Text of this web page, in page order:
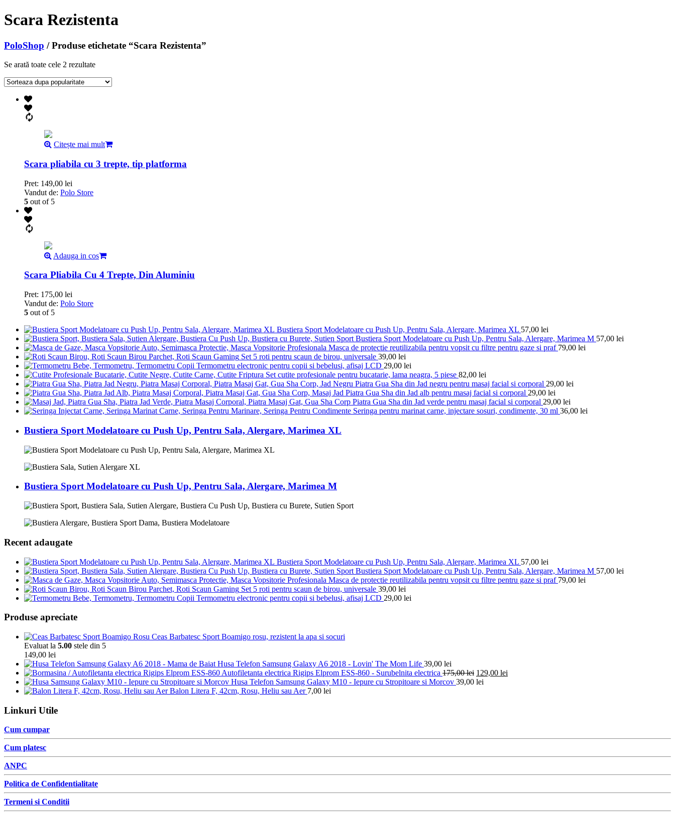
Scara Rezistenta
PoloShop / Produse etichetate “Scara Rezistenta”
Se arată toate cele 2 rezultate
Citește mai mult
Scara pliabila cu 3 trepte, tip platforma
Pret: 149,00 lei
Vandut de: Polo Store
5 out of 5
Adauga in cos
Scara Pliabila Cu 4 Trepte, Din Aluminiu
Pret: 175,00 lei
Vandut de: Polo Store
5 out of 5
Bustiera Sport Modelatoare cu Push Up, Pentru Sala, Alergare, Marimea XL 57,00 lei
Bustiera Sport Modelatoare cu Push Up, Pentru Sala, Alergare, Marimea M 57,00 lei
Masca de protectie reutilizabila pentru vopsit cu filtre pentru gaze si praf 79,00 lei
Set 5 roti pentru scaun de birou, universale 39,00 lei
Termometru electronic pentru copii si bebelusi, afisaj LCD 29,00 lei
Set cutite profesionale pentru bucatarie, lama neagra, 5 piese 82,00 lei
Piatra Gua Sha din Jad negru pentru masaj facial si corporal 29,00 lei
Piatra Gua Sha din Jad alb pentru masaj facial si corporal 29,00 lei
Piatra Gua Sha din Jad verde pentru masaj facial si corporal 29,00 lei
Seringa pentru marinat carne, injectare sosuri, condimente, 30 ml 36,00 lei
Bustiera Sport Modelatoare cu Push Up, Pentru Sala, Alergare, Marimea XL
Bustiera Sport Modelatoare cu Push Up, Pentru Sala, Alergare, Marimea M
Recent adaugate
Bustiera Sport Modelatoare cu Push Up, Pentru Sala, Alergare, Marimea XL 57,00 lei
Bustiera Sport Modelatoare cu Push Up, Pentru Sala, Alergare, Marimea M 57,00 lei
Masca de protectie reutilizabila pentru vopsit cu filtre pentru gaze si praf 79,00 lei
Set 5 roti pentru scaun de birou, universale 39,00 lei
Termometru electronic pentru copii si bebelusi, afisaj LCD 29,00 lei
Produse apreciate
Ceas Barbatesc Sport Boamigo rosu, rezistent la apa si socuri
Evaluat la 5.00 stele din 5
149,00 lei
Husa Telefon Samsung Galaxy A6 2018 - Lovin' The Mom Life 39,00 lei
Autofiletanta electrica Rigips Elprom ESS-860 - Surubelnita electrica 175,00lei 129,00 lei
Husa Telefon Samsung Galaxy M10 - Iepure cu Stropitoare si Morcov 39,00 lei
Balon Litera F, 42cm, Rosu, Heliu sau Aer 7,00 lei
Linkuri Utile
Cum cumpar
Cum platesc
ANPC
Politica de Confidentialitate
Termeni si Conditii